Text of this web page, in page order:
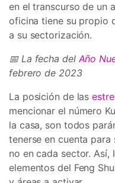
en el transcurso de un
oficina tiene su propio
a su sectorización.
📅 La fecha delAño
febrero de 2023
La posición de las
mencionar el número
la casa, son todos
tenerse en cuenta
no en cada sector.
elementos del Feng